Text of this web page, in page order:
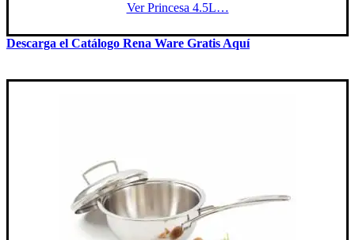
Ver Princesa 4.5L…
Descarga el Catálogo Rena Ware Gratis Aquí